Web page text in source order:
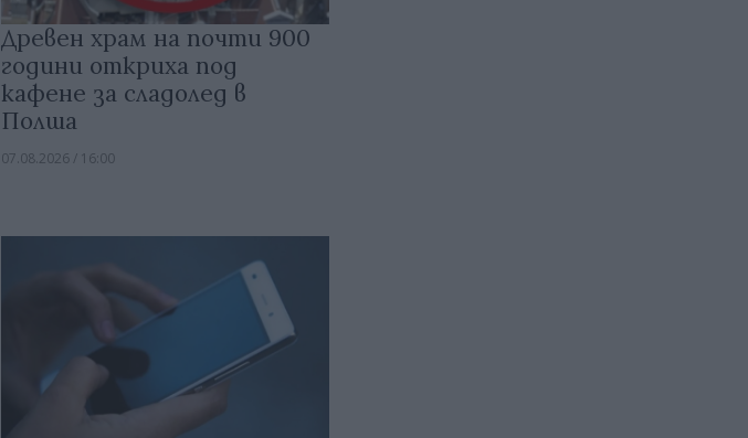
Древен храм на почти 900
години откриха под
кафене за сладолед в
Полша
07.08.2026 / 16:00